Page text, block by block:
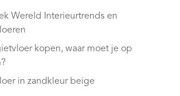
Wereld Interieurtrends en
kopen, waar moet je op
in zandkleur beige